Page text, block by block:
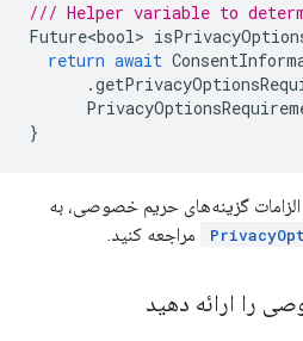
/// Helper variable to
Future<bool>
return await
.
گزینه‌های حریم خصوصی، به
مراجعه کنید.
ارائه دهید